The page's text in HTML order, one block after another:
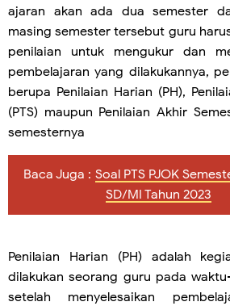
ajaran akan ada dua semester
masing semester tersebut guru
penilaian untuk mengukur dan
pembelajaran yang dilakukannya,
berupa Penilaian Harian (PH),
(PTS) maupun Penilaian Akhir
semesternya
Baca Juga : Soal PTS PJOK
SD/MI Tahun 2023
Penilaian Harian (PH) adalah
dilakukan seorang guru pada
setelah menyelesaikan